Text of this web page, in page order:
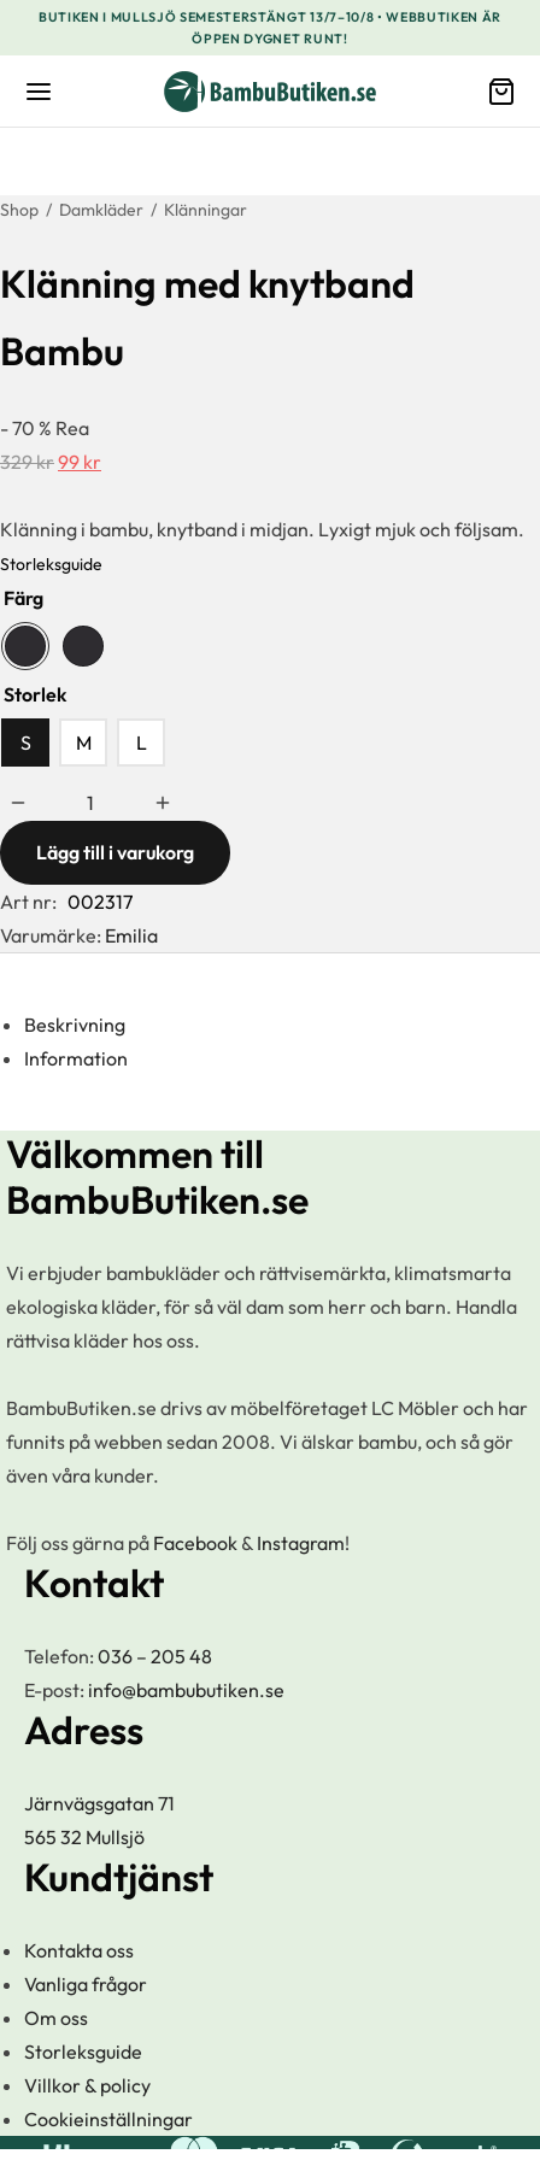
BUTIKEN I MULLSJÖ SEMESTERSTÄNGT 13/7–10/8 • WEBBUTIKEN ÄR
ÖPPEN DYGNET RUNT!
Shop / Damkläder / Klänningar
Klänning med knytband
Bambu
-70 % Rea
329krDet
priset
var:
99 kr
priset
är:
Klänning i bambu, knytband i midjan. Lyxigt mjuk och följsam.
Storleksguide
Färg
Storlek
S
M L
Lägg till i varukorg
Art nr: 002317
Varumärke: Emilia
Beskrivning
Information
Välkommen till
BambuButiken.se
Vi erbjuder bambukläder och rättvisemärkta, klimatsmarta
ekologiska kläder, för så väl dam som herr och barn. Handla
rättvisa kläder hos oss.
BambuButiken.se drivs av möbelföretaget LC Möbler och har
funnits på webben sedan 2008. Vi älskar bambu, och så gör
även våra kunder.
Följ oss gärna på Facebook & Instagram!
Kontakt
Telefon: 036 – 205 48
E-post: info@bambubutiken.se
Adress
Järnvägsgatan 71
565 32 Mullsjö
Kundtjänst
Kontakta oss
Vanliga frågor
Om oss
Storleksguide
Villkor & policy
Cookieinställningar